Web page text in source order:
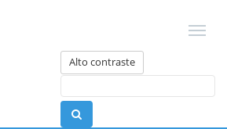
Alto contraste